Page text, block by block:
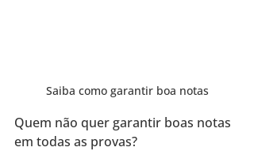
Saiba como garantir boa notas
Quem não quer garantir boas notas
em todas as provas?